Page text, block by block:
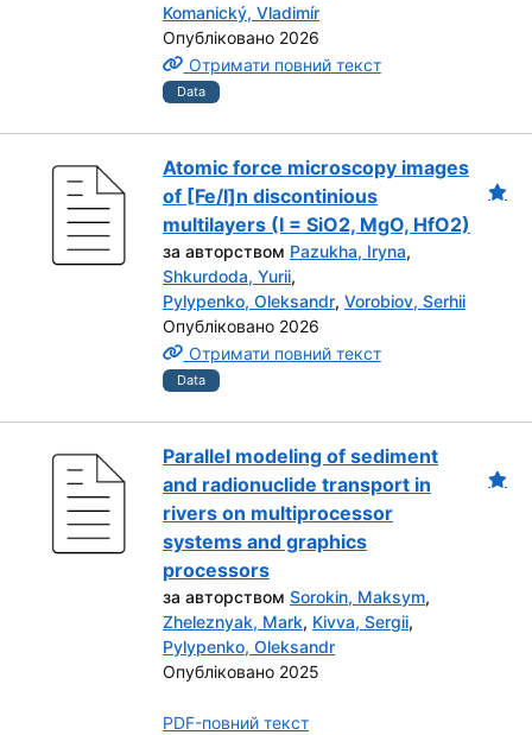
Komanický, Vladimír
Опубліковано 2026
Отримати повний текст
Data
Atomic force microscopy images
of [Fe/I]n discontinious
multilayers (I = SiO2, MgO, HfO2)
за авторством Pazukha, Iryna,
Shkurdoda, Yurii,
Pylypenko, Oleksandr, Vorobiov, Serhii
Опубліковано 2026
Отримати повний текст
Data
Parallel modeling of sediment
and radionuclide transport in
rivers on multiprocessor
systems and graphics
processors
за авторством Sorokin, Maksym,
Zheleznyak, Mark, Kivva, Sergii,
Pylypenko, Oleksandr
Опубліковано 2025
PDF-повний текст